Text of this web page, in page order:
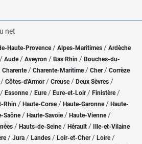
net
Haute-Provence / Alpes-Maritimes / Ardèche
Aude / Aveyron / Bas Rhin / Bouches-du-
Charente / Charente-Maritime/ Cher / Corrèze
/ Côtes-d'Armor/ Creuse/ Deux Sèvres /
Essonne / Eure/ Eure-et-Loir / Finistère/
Rhin / Haute-Corse/ Haute-Garonne/ Haute-
Saône/ Haute-Savoie/ Haute-Vienne/
/ Hauts-de-Seine/ Hérault / Ille-et-Vilaine
/ Jura / Landes / Loir-et-Cher/ Loire/